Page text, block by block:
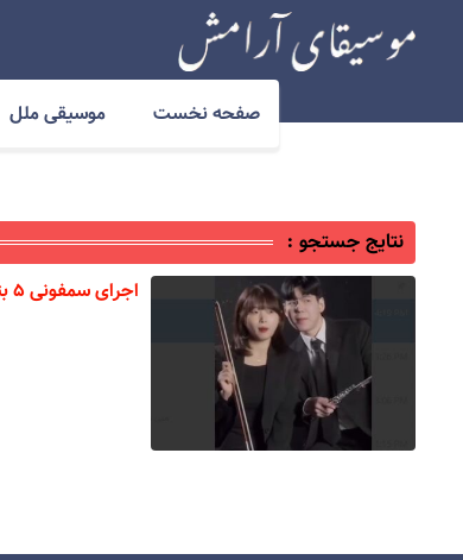
صفحه نخست موسیقی ملل
نتایج جستجو :
اجرای سمفونی ۵ بتهوون توسط گروهی از جوانان کره‌ای